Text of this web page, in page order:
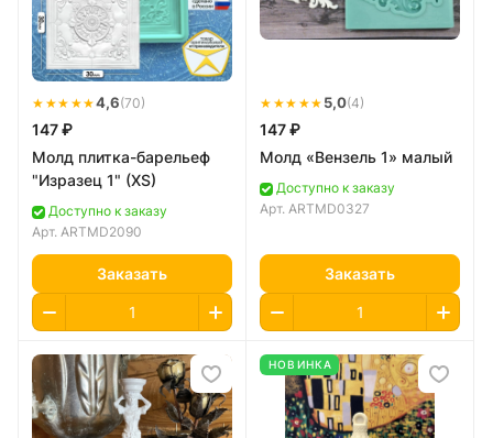
★★★★★4,6(70)
147 ₽
Молд плитка-барельеф
"Изразец 1" (XS)
Доступно к заказу
Арт. ARTMD2090
Заказать
★★★★★ 5,0(4)
147 ₽
Молд «Вензель 1» малый
Доступно к заказу
Арт. ARTMD0327
Заказать
НОВИНКА